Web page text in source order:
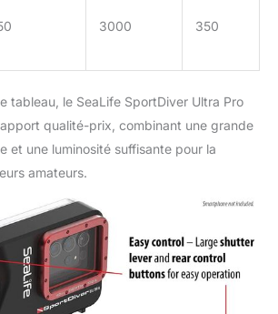
offre désormais 7 points
connecter facilement le
plateau Flex-Connect et
les accessoires. Il
dispose d'un grand levier
d'obturation pour
prendre des photos
gantées ou nues Votre
téléphone est
inestimable avec vos
photos, votre musique,
vos messages et vos e-
mails. C'est pourquoi
3000 350
tableau, le SeaLife SportDiver Ultra Pro
qualité-prix, combinant une grande
et une luminosité suffisante pour la
amateurs.